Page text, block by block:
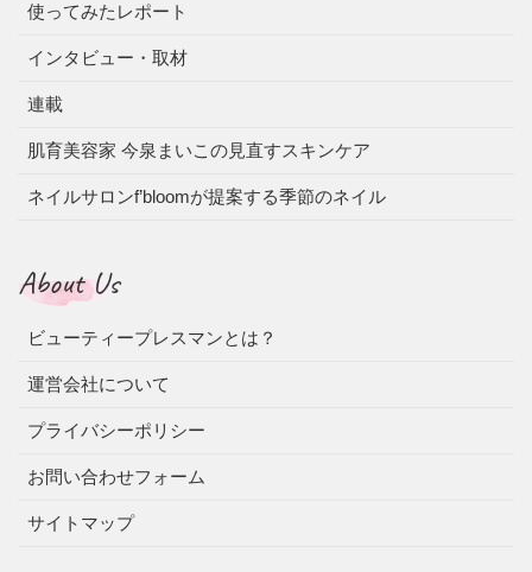
使ってみたレポート
インタビュー・取材
連載
肌育美容家 今泉まいこの見直すスキンケア
ネイルサロンf’bloomが提案する季節のネイル
About Us
ビューティープレスマンとは？
運営会社について
プライバシーポリシー
お問い合わせフォーム
サイトマップ